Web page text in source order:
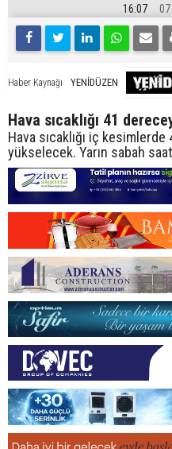
16:07
Haber Kaynağı YENİDÜZEN
Hava sıcaklığı 41
Hava sıcaklığı iç
yükselecek. Yarın sabah